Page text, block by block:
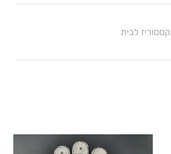
לבית